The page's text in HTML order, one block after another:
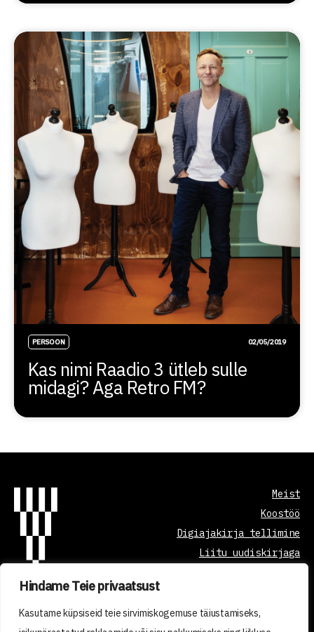
Hindame Teie privaatsust
Kasutame küpsiseid teie sirvimiskogemuse täiustamiseks,
PERSOON 02/05/2019
Kas nimi Raadio 3 ütleb sulle
midagi? Aga Retro FM?
Meist
Koostöö
Digiajakirja tellimine
Liitu uudiskirjaga